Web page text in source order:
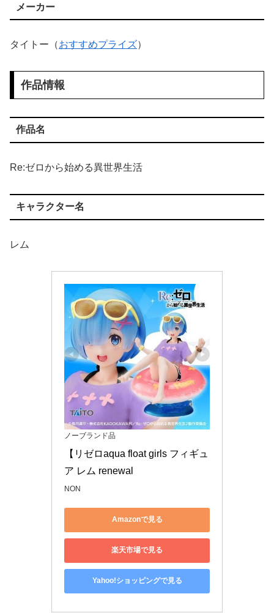
メーカー
タイトー（おすすめプライズ）
作品情報
作品名
Re:ゼロから始める異世界生活
キャラクター名
レム
ノーブランド品
【リゼロaqua float girls フィギュ
ア レム renewal
NON
Amazonで見る
楽天市場で見る
Yahoo!ショッピングで見る